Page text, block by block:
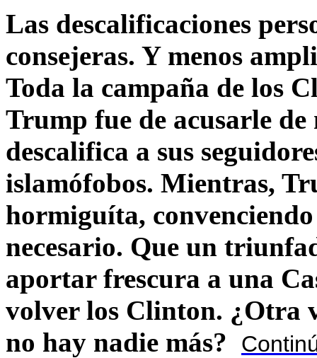
Las descalificaciones
consejeras. Y menos
Toda la campaña de los
Trump fue de acusarle
descalifica a sus
islamófobos. Mientras,
hormiguíta,
necesario. Que un
aportar frescura a una
volver los Clinton. ¿Otra
no hay nadie más?